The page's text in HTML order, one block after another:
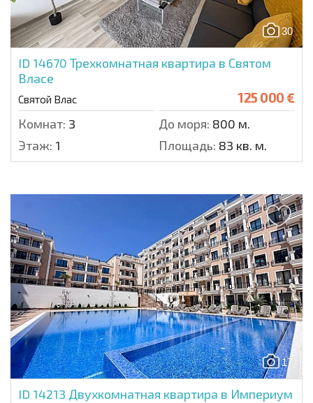
30
ID 14670 Трехкомнатная квартира в Святом
Власе
Святой Влас 125 000 €
Комнат: 3 До моря: 800 м.
Этаж: 1 Площадь: 83 кв. м.
17
ID 14213 Двухкомнатная квартира в Империум